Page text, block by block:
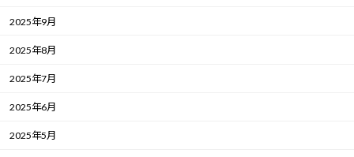
2025年9月
2025年8月
2025年7月
2025年6月
2025年5月